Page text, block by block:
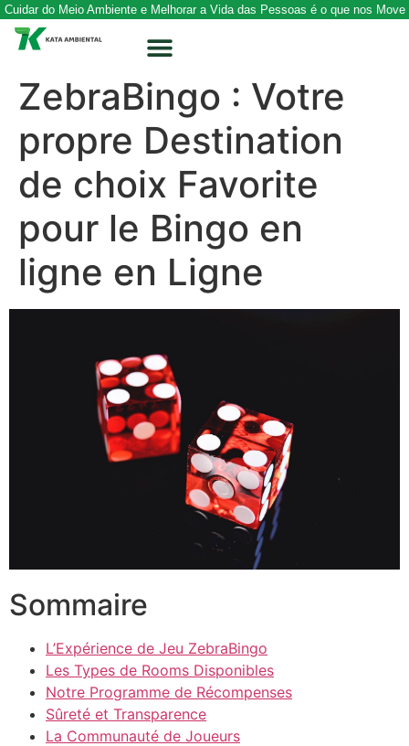
Cuidar do Meio Ambiente e Melhorar a Vida das Pessoas é o que nos Move
ZebraBingo : Votre
propre Destination
de choix Favorite
pour le Bingo en
ligne en Ligne
Sommaire
L’Expérience de Jeu ZebraBingo
Les Types de Rooms Disponibles
Notre Programme de Récompenses
Sûreté et Transparence
La Communauté de Joueurs